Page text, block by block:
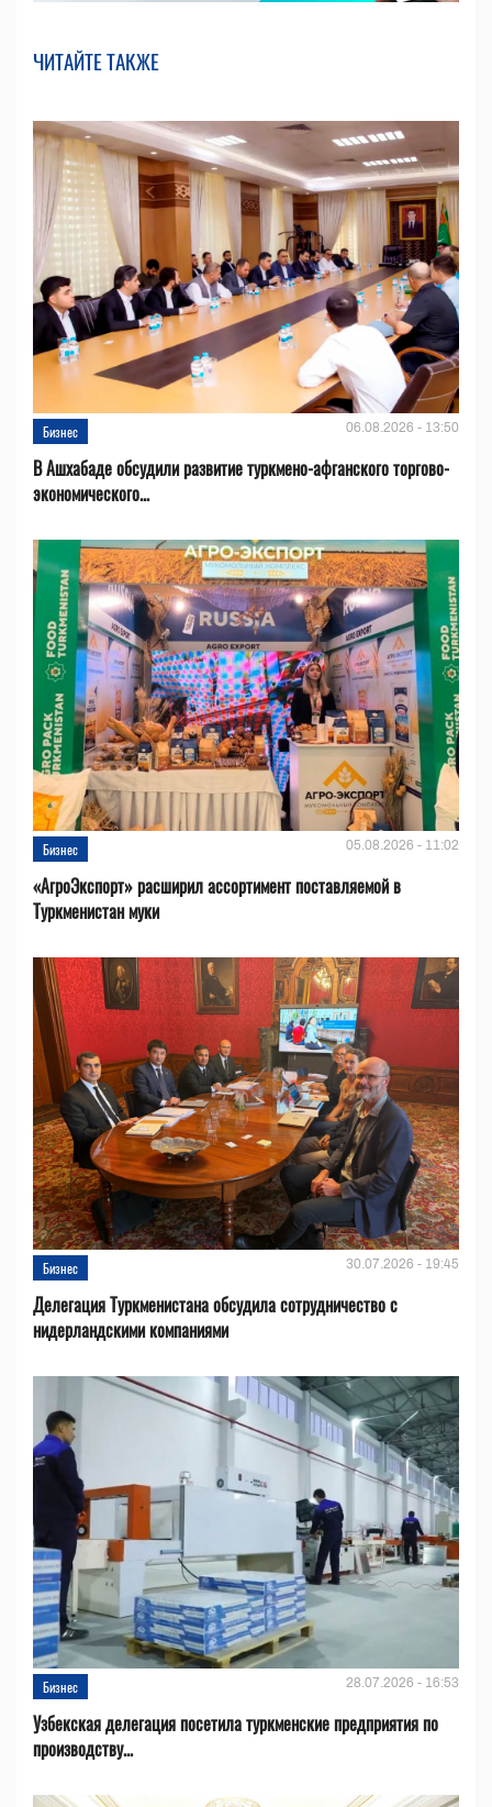
ЧИТАЙТЕ ТАКЖЕ
Бизнес 06.08.2026 - 13:50
В Ашхабаде обсудили развитие туркмено-афганского торгово-
экономического...
Бизнес 05.08.2026 - 11:02
«АгроЭкспорт» расширил ассортимент поставляемой в
Туркменистан муки
Бизнес 30.07.2026 - 19:45
Делегация Туркменистана обсудила сотрудничество с
нидерландскими компаниями
Бизнес 28.07.2026 - 16:53
Узбекская делегация посетила туркменские предприятия по
производству...